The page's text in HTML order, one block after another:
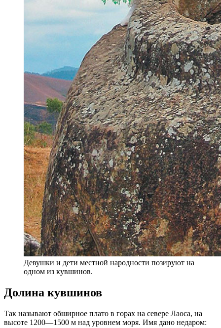
Девушки и дети местной народности позируют на
одном из кувшинов.
Долина кувшинов
Так называют обширное плато в горах на севере Лаоса, на
высоте 1200—1500 м над уровнем моря. Имя дано недаром: